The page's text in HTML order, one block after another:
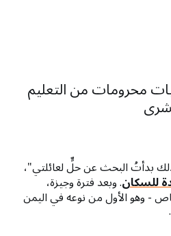
محرومات من التعليم
بدأتُ البحث عن حلٍّ لعائلتي"،
للسكان. وبعد فترة وجيزة،
- وهو الأول من نوعه في اليمن